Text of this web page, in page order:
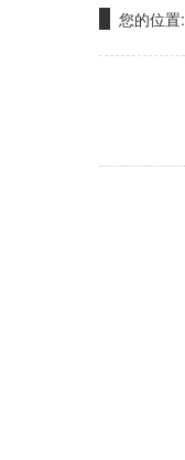
您的位置: